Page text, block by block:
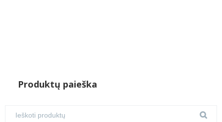
Produktų paieška